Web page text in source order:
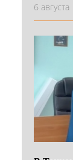
6 августа